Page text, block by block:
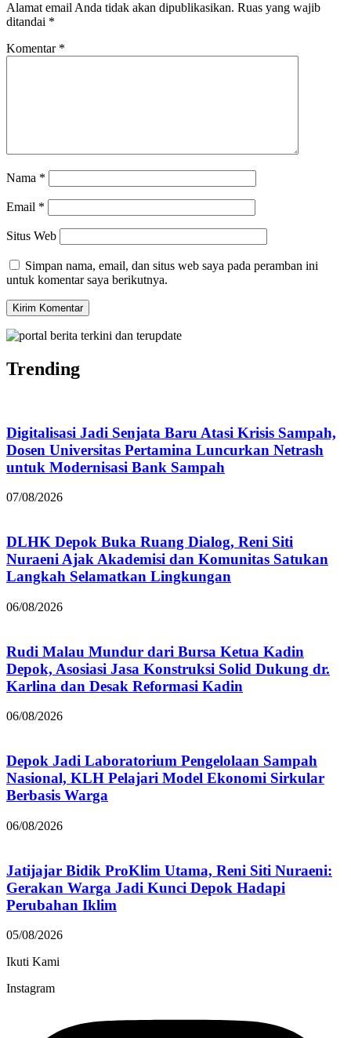
Alamat email Anda tidak akan dipublikasikan. Ruas yang wajib
ditandai *
Komentar *
Nama *
Email *
Situs Web
Simpan nama, email, dan situs web saya pada peramban ini
untuk komentar saya berikutnya.
Trending
Digitalisasi Jadi Senjata Baru Atasi Krisis Sampah,
Dosen Universitas Pertamina Luncurkan Netrash
untuk Modernisasi Bank Sampah
07/08/2026
DLHK Depok Buka Ruang Dialog, Reni Siti
Nuraeni Ajak Akademisi dan Komunitas Satukan
Langkah Selamatkan Lingkungan
06/08/2026
Rudi Malau Mundur dari Bursa Ketua Kadin
Depok, Asosiasi Jasa Konstruksi Solid Dukung dr.
Karlina dan Desak Reformasi Kadin
06/08/2026
Depok Jadi Laboratorium Pengelolaan Sampah
Nasional, KLH Pelajari Model Ekonomi Sirkular
Berbasis Warga
06/08/2026
Jatijajar Bidik ProKlim Utama, Reni Siti Nuraeni:
Gerakan Warga Jadi Kunci Depok Hadapi
Perubahan Iklim
05/08/2026
Ikuti Kami
Instagram